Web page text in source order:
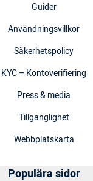
Guider
Användningsvillkor
Säkerhetspolicy
KYC – Kontoverifiering
Press & media
Tillgänglighet
Webbplatskarta
Populära sidor